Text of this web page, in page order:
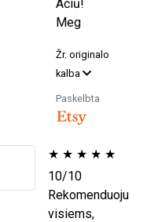
Ačiū!
Meg
Žr. originalo
kalba
Paskelbta
★ ★ ★ ★ ★
10/10
Rekomenduoju
visiems,